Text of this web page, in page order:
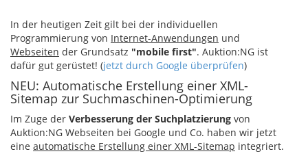
In der heutigen Zeit gilt bei der individuellen
Programmierung von Internet-Anwendungen und
Webseiten der Grundsatz "mobile first". Auktion:NG ist
dafür gut gerüstet! (jetzt durch Google überprüfen)
NEU: Automatische Erstellung einer XML-
Sitemap zur Suchmaschinen-Optimierung
Im Zuge der Verbesserung der Suchplatzierung von
Auktion:NG Webseiten bei Google und Co. haben wir jetzt
eine automatische Erstellung einer XML-Sitemap integriert.